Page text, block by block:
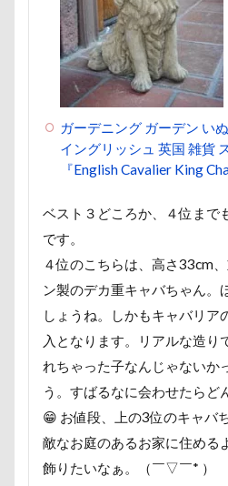
ガーデニング ガーデン い
イングリッシュ 英国 雑貨
『English Cavalier King
ベスト３どころか、４位まで
です。
４位のこちらは、高さ33cm
ン製のデカ重キャバちゃん。
しょうね。しかもキャバリア
入となります。リアルな造り
れちゃった子なんじゃないか
う。すばるなに会わせたらど
😁 お値段、上の3位のキャバ
敵なお庭のあるお家に住める
飾りたいなぁ。（￣▽￣* ）
蕎麦屋
蕎麦 蓼科 茶
葛飾区
茶太郎くん
萌華ちゃん
萌ちゃん
草津国際スキー場
草加市
胸の飾り毛
育成 被
粉ミルク
米袋
米沢
笑顔
立山連峰 空腹
称名滝
神奈川県
砺波市 破
紅ズワイガニ
肘掛けスタ
肉球ハーネス
肉球
耳
羽鳥湖 羽田空港
美術館
羊毛フェルト
絵画教室
細工蒲鉾
紋次郎くん
紅葉